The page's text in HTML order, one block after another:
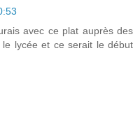
avec ce plat auprès des
lycée et ce serait le début